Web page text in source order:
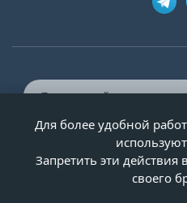
© ООО «Двери-и-точка»,
Для более удобной
Запретить эти
своего